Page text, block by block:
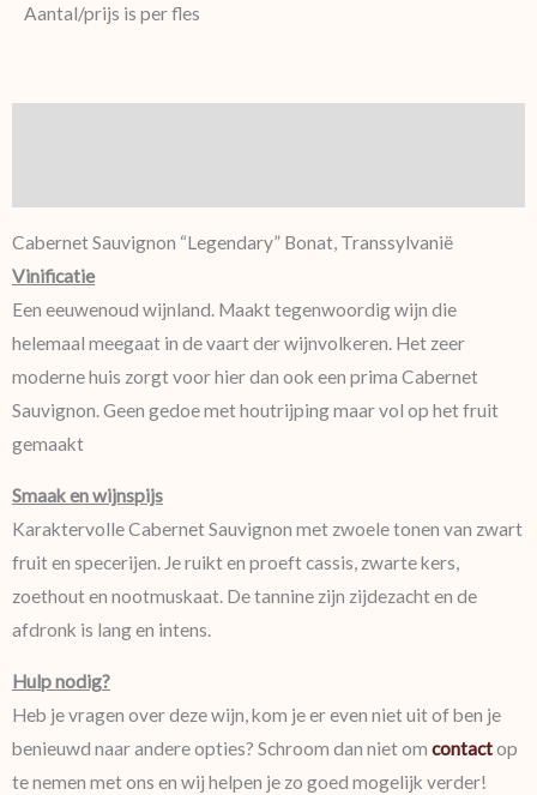
Aantal/prijs is per fles
Cabernet Sauvignon “Legendary” Bonat, Transsylvanië
Vinificatie
Een eeuwenoud wijnland. Maakt tegenwoordig wijn die
helemaal meegaat in de vaart der wijnvolkeren. Het zeer
moderne huis zorgt voor hier dan ook een prima Cabernet
Sauvignon. Geen gedoe met houtrijping maar vol op het fruit
gemaakt
Smaak en wijnspijs
Karaktervolle Cabernet Sauvignon met zwoele tonen van zwart
fruit en specerijen. Je ruikt en proeft cassis, zwarte kers,
zoethout en nootmuskaat. De tannine zijn zijdezacht en de
afdronk is lang en intens.
Hulp nodig?
Heb je vragen over deze wijn, kom je er even niet uit of ben je
benieuwd naar andere opties? Schroom dan niet om contactop
te nemen met ons en wij helpen je zo goed mogelijk verder!